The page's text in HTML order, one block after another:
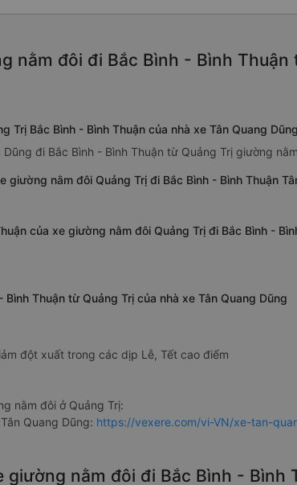
nằm đôi đi Bắc Bình - Bình
Trị Bắc Bình - Bình Thuận của nhà xe Tân Quang Dũng
đi Bắc Bình - Bình Thuận từ Quảng Trị giường
nằm đôi Quảng Trị đi Bắc Bình - Bình Thuận
của xe giường nằm đôi Quảng Trị đi Bắc Bình -
Thuận từ Quảng Trị của nhà xe Tân Quang Dũng
đột xuất trong các dịp Lễ, Tết cao điểm
nằm đôi ở Quảng Trị:
Quang Dũng: https://vexere.com/vi-VN/xe-tan-
giường nằm đôi đi Bắc Bình - Bình